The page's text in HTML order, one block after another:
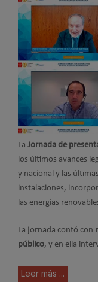
La Jornada de
los últimos avances
y nacional y las
instalaciones,
las energías
La jornada contó con
público, y en ella
Leer más ...